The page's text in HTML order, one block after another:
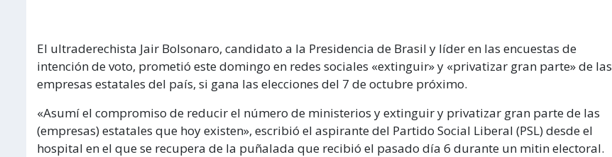
El ultraderechista Jair Bolsonaro, candidato a la Presidencia de Brasil y líder en las encuestas de
intención de voto, prometió este domingo en redes sociales «extinguir» y «privatizar gran parte» de las
empresas estatales del país, si gana las elecciones del 7 de octubre próximo.
«Asumí el compromiso de reducir el número de ministerios y extinguir y privatizar gran parte de las
(empresas) estatales que hoy existen», escribió el aspirante del Partido Social Liberal (PSL) desde el
hospital en el que se recupera de la puñalada que recibió el pasado día 6 durante un mitin electoral.